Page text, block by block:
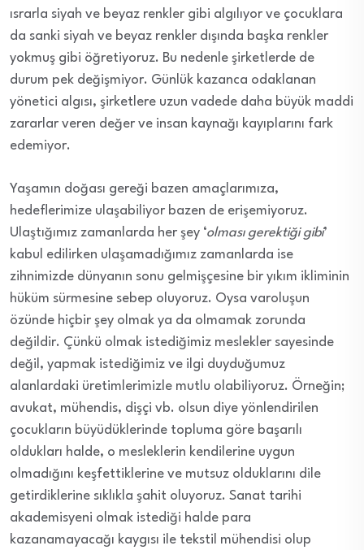
ısrarla siyah ve beyaz renkler gibi algılıyor ve çocuklara
da sanki siyah ve beyaz renkler dışında başka renkler
yokmuş gibi öğretiyoruz. Bu nedenle şirketlerde de
durum pek değişmiyor. Günlük kazanca odaklanan
yönetici algısı, şirketlere uzun vadede daha büyük maddi
zararlar veren değer ve insan kaynağı kayıplarını fark
edemiyor.
Yaşamın doğası gereği bazen amaçlarımıza,
hedeflerimize ulaşabiliyor bazen de erişemiyoruz.
Ulaştığımız zamanlarda her şey ‘olması gerektiği gibi’
kabul edilirken ulaşamadığımız zamanlarda ise
zihnimizde dünyanın sonu gelmişçesine bir yıkım ikliminin
hüküm sürmesine sebep oluyoruz. Oysa varoluşun
özünde hiçbir şey olmak ya da olmamak zorunda
değildir. Çünkü olmak istediğimiz meslekler sayesinde
değil, yapmak istediğimiz ve ilgi duyduğumuz
alanlardaki üretimlerimizle mutlu olabiliyoruz. Örneğin;
avukat, mühendis, dişçi vb. olsun diye yönlendirilen
çocukların büyüdüklerinde topluma göre başarılı
oldukları halde, o mesleklerin kendilerine uygun
olmadığını keşfettiklerine ve mutsuz olduklarını dile
getirdiklerine sıklıkla şahit oluyoruz. Sanat tarihi
akademisyeni olmak istediği halde para
kazanamayacağı kaygısı ile tekstil mühendisi olup